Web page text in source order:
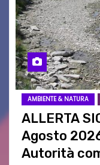
AMBIENTE & NATURA
ALLERTA
Agosto
Autorità